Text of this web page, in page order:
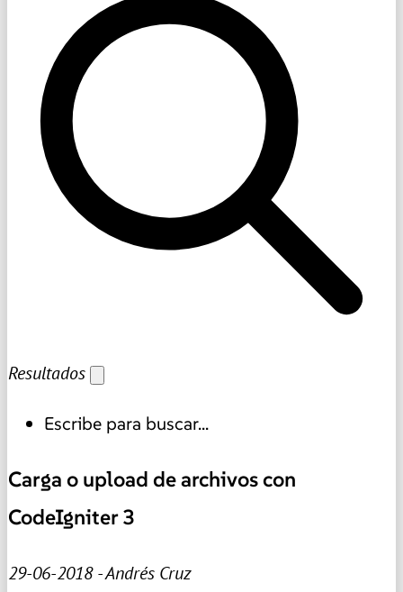
Resultados
Escribe para buscar...
Carga o upload de archivos con
CodeIgniter 3
29-06-2018 - Andrés Cruz